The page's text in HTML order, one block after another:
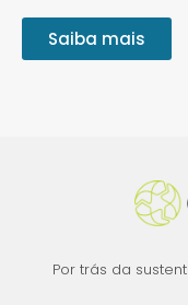
Saiba mais
Por trás da